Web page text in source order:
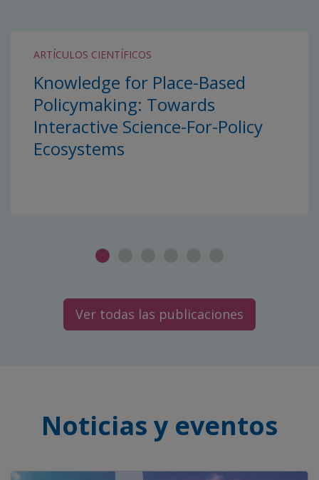
ARTÍCULOS CIENTÍFICOS
Knowledge for Place-Based
Policymaking: Towards
Interactive Science-For-Policy
Ecosystems
Ver todas las publicaciones
Noticias y eventos